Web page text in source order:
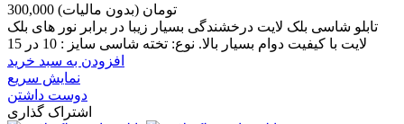
300,000 تومان (بدون مالیات)
تابلو شاسی بلک لایت درخشندگی بسیار زیبا در برابر نور های بلک
لایت با کیفیت دوام بسیار بالا. نوع: تخته شاسی سایز : 10 در 15
افزودن به سبد خرید
نمایش سریع
دوست داشتن
اشتراک گذاری